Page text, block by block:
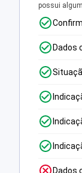
possui
Dados
Dados